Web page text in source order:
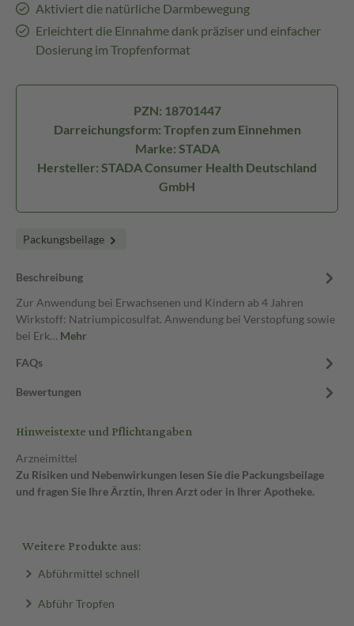
Aktiviert die natürliche Darmbewegung
Erleichtert die Einnahme dank präziser und einfacher
Dosierung im Tropfenformat
PZN: 18701447
Darreichungsform: Tropfen zum Einnehmen
Marke: STADA
Hersteller: STADA Consumer Health Deutschland
GmbH
Packungsbeilage
Beschreibung
Zur Anwendung bei Erwachsenen und Kindern ab 4 Jahren
Wirkstoff: Natriumpicosulfat. Anwendung bei Verstopfung sowie
bei Erk… Mehr
FAQs
Bewertungen
Hinweistexte und Pflichtangaben
Arzneimittel
Zu Risiken und Nebenwirkungen lesen Sie die Packungsbeilage
und fragen Sie Ihre Ärztin, Ihren Arzt oder in Ihrer Apotheke.
Weitere Produkte aus:
Abführmittel schnell
Abführ Tropfen